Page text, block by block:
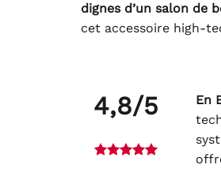
dignes d’un salon de
cet accessoire high-
4,8/5 En